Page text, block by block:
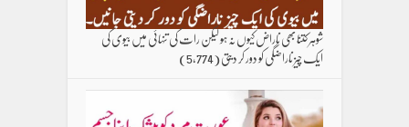
شوہر کتنا بھی ناراض کیوں نہ ہو لیکن رات کی تنہائی میں بیوی کی
ایک چیز ناراضگی کو دور کر دیتی(5,774)